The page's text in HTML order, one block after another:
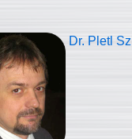
Dr. Pletl